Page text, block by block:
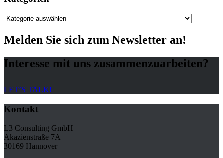
Kategorien
Melden Sie sich zum Newsletter an!
Interesse mit uns zusammenzuarbeiten?
LET’S TALK!
Kontakt
L3 Consulting GmbH
Akazienstraße 7A
30169 Hannover